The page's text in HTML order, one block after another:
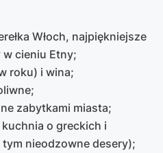
Włoch, najpiękniejsze
cieniu Etny;
roku) i wina;
zabytkami miasta;
o greckich i
nieodzowne desery);